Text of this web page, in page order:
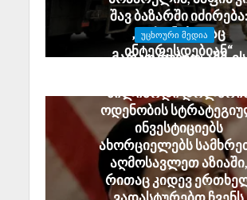
შავ ბაზარში იძირება:
„დრონებითაც
ინტერესდებიან“
ᲣᲪᲮᲝᲣᲠᲘ ᲛᲔᲓᲘᲐ
მარკო რუბიო: აშშ-ის
მილიარდი
ოდენობის
ინვესტიციებს
ახორციელებს
აღმოსავლეთ აზიაში,
რითაც კიდევ